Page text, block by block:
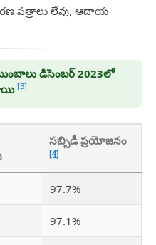
పత్రాలు లేవు, ఆదాయ
డిసెంబర్ 2023లో
[3]
సబ్సిడీ ప్రయోజనం
[4]
97.7%
97.1%